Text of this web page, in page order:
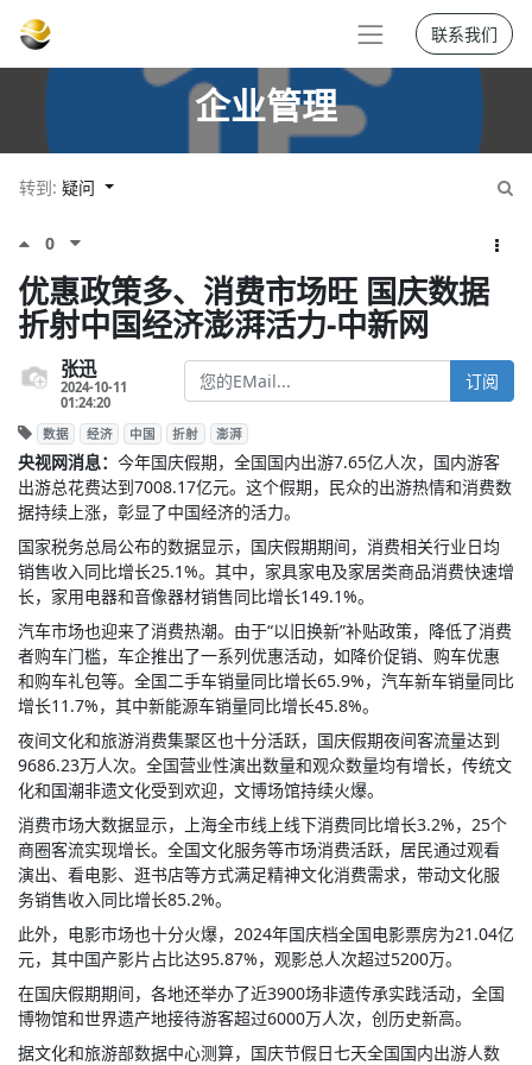
联系我们
企业管理
转到: 疑问
0
优惠政策多、消费市场旺 国庆数据
折射中国经济澎湃活力-中新网
张迅
2024-10-11
01:24:20
订阅
数据 经济 中国 折射 澎湃
央视网消息： 今年国庆假期，全国国内出游7.65亿人次，国内游客
出游总花费达到7008.17亿元。这个假期，民众的出游热情和消费数
据持续上涨，彰显了中国经济的活力。
国家税务总局公布的数据显示，国庆假期期间，消费相关行业日均
销售收入同比增长25.1%。其中，家具家电及家居类商品消费快速增
长，家用电器和音像器材销售同比增长149.1%。
汽车市场也迎来了消费热潮。由于“以旧换新”补贴政策，降低了消费
者购车门槛，车企推出了一系列优惠活动，如降价促销、购车优惠
和购车礼包等。全国二手车销量同比增长65.9%，汽车新车销量同比
增长11.7%，其中新能源车销量同比增长45.8%。
夜间文化和旅游消费集聚区也十分活跃，国庆假期夜间客流量达到
9686.23万人次。全国营业性演出数量和观众数量均有增长，传统文
化和国潮非遗文化受到欢迎，文博场馆持续火爆。
消费市场大数据显示，上海全市线上线下消费同比增长3.2%，25个
商圈客流实现增长。全国文化服务等市场消费活跃，居民通过观看
演出、看电影、逛书店等方式满足精神文化消费需求，带动文化服
务销售收入同比增长85.2%。
此外，电影市场也十分火爆，2024年国庆档全国电影票房为21.04亿
元，其中国产影片占比达95.87%，观影总人次超过5200万。
在国庆假期期间，各地还举办了近3900场非遗传承实践活动，全国
博物馆和世界遗产地接待游客超过6000万人次，创历史新高。
据文化和旅游部数据中心测算，国庆节假日七天全国国内出游人数